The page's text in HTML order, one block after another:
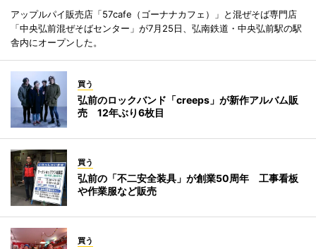
アップルパイ販売店「57cafe（ゴーナナカフェ）」と混ぜそば専門店
「中央弘前混ぜそばセンター」が7月25日、弘南鉄道・中央弘前駅の駅
舎内にオープンした。
買う
弘前のロックバンド「creeps」が新作アルバム販
売 12年ぶり6枚目
買う
弘前の「不二安全装具」が創業50周年 工事看板
や作業服など販売
買う